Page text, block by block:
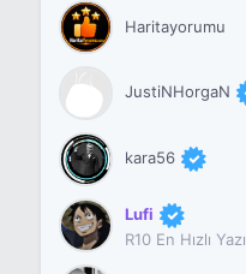
Haritayorumu
JustiNHorgaN
kara56
Lufi
R10 En Hızlı